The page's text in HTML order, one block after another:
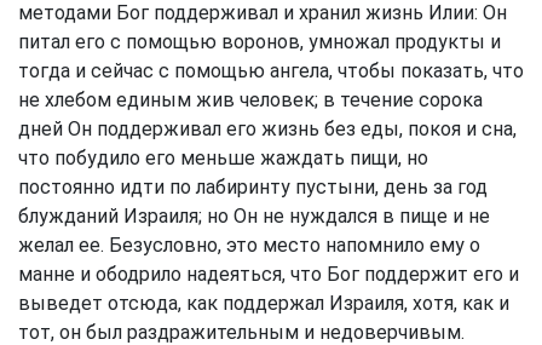
методами Бог поддерживал и хранил жизнь Илии: Он
питал его с помощью воронов, умножал продукты и
тогда и сейчас с помощью ангела, чтобы показать, что
не хлебом единым жив человек; в течение сорока
дней Он поддерживал его жизнь без еды, покоя и сна,
что побудило его меньше жаждать пищи, но
постоянно идти по лабиринту пустыни, день за год
блужданий Израиля; но Он не нуждался в пище и не
желал ее. Безусловно, это место напомнило ему о
манне и ободрило надеяться, что Бог поддержит его и
выведет отсюда, как поддержал Израиля, хотя, как и
тот, он был раздражительным и недоверчивым.